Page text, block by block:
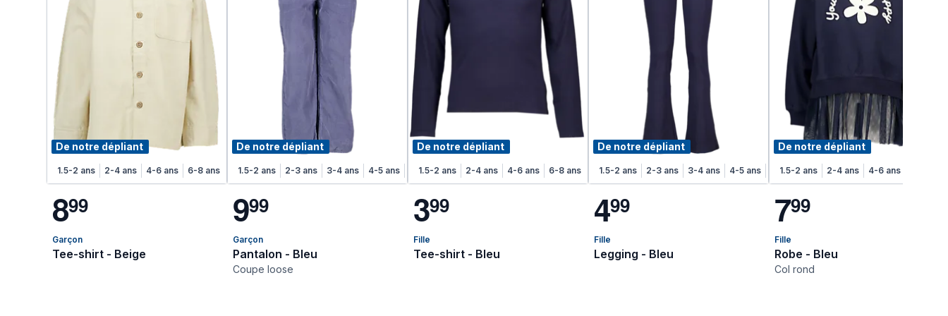
De notre dépliant
1.5-2 ans 2-4 ans 4-6 ans 6-8 ans
899
Garçon
Tee-shirt - Beige
De notre dépliant
1.5-2 ans 2-3 ans 3-4 ans 4-5 ans 5-6 ans 6-7 ans 7-8 ans
999
Garçon
Pantalon - Bleu
Coupe loose
De notre dépliant
1.5-2 ans 2-4 ans 4-6 ans 6-8 ans
399
Fille
Tee-shirt - Bleu
De notre dépliant
1.5-2 ans 2-3 ans 3-4 ans 4-5 ans 5-6 ans 6-7 ans 7-8 ans
499
Fille
Legging - Bleu
De notre dépliant
1.5-2 ans 2-4 ans 4-6 ans
799
Fille
Robe - Bleu
Col rond